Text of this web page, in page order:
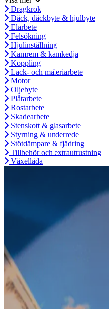
Dragkrok
Däck, däckbyte & hjulbyte
Elarbete
Felsökning
Hjulinställning
Kamrem & kamkedja
Koppling
Lack- och måleriarbete
Motor
Oljebyte
Plåtarbete
Rostarbete
Skadearbete
Stenskott & glasarbete
Styrning & underrede
Stötdämpare & fjädring
Tillbehör och extrautrustning
Växellåda